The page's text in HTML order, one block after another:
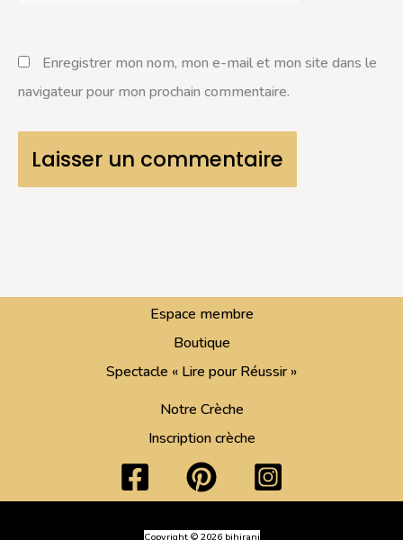
Enregistrer mon nom, mon e-mail et mon site dans le
navigateur pour mon prochain commentaire.
Espace membre
Boutique
Spectacle « Lire pour Réussir »
Notre Crèche
Inscription crèche
Copyright © 2026 bihirani